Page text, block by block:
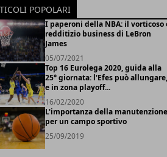
POPOLARI
I paperoni della NBA: il vorticoso
redditizio business di LeBron
James
05/07/2021
Top 16 Eurolega 2020, guida alla
25° giornata: l'Efes può allungare,
e in zona playoff...
16/02/2020
L'importanza della manutenzione
per un campo sportivo
25/09/2019